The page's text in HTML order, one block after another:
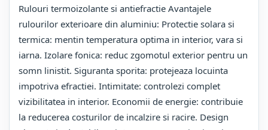
Rulouri termoizolante si antiefractie Avantajele
rulourilor exterioare din aluminiu: Protectie solara si
termica: mentin temperatura optima in interior, vara si
iarna. Izolare fonica: reduc zgomotul exterior pentru un
somn linistit. Siguranta sporita: protejeaza locuinta
impotriva efractiei. Intimitate: controlezi complet
vizibilitatea in interior. Economii de energie: contribuie
la reducerea costurilor de incalzire si racire. Design